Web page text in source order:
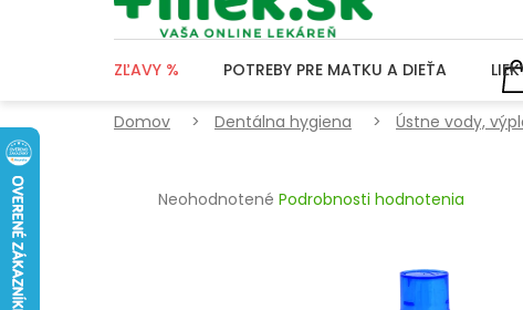
ZĽAVY % POTREBY PRE MATKU A DIEŤA
Domov Dentálna hygiena Ústne vody,
Priemerné
Neohodnotené Podrobnosti hodnotenia